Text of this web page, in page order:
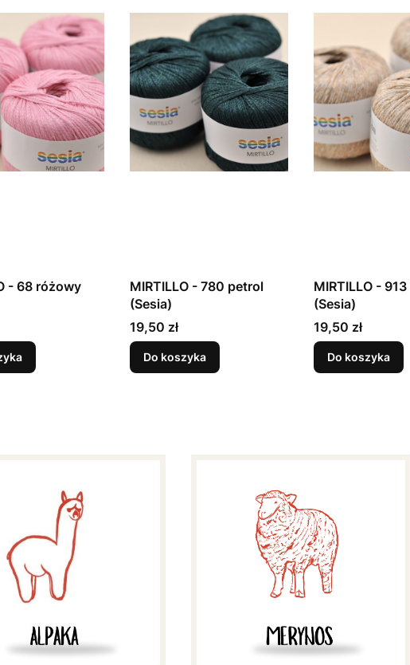
- 68 różowy
MIRTILLO - 780 petrol
(Sesia)
Cena
19,50 zł
Do koszyka
MIRTILLO -
(Sesia)
Cena
19,50 zł
Do koszyka